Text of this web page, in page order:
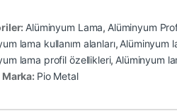
Alüminyum Lama, Alüminyum
lama kullanım alanları, Alüminyum
lama profil özellikleri, Alüminyum
Marka: Pio Metal